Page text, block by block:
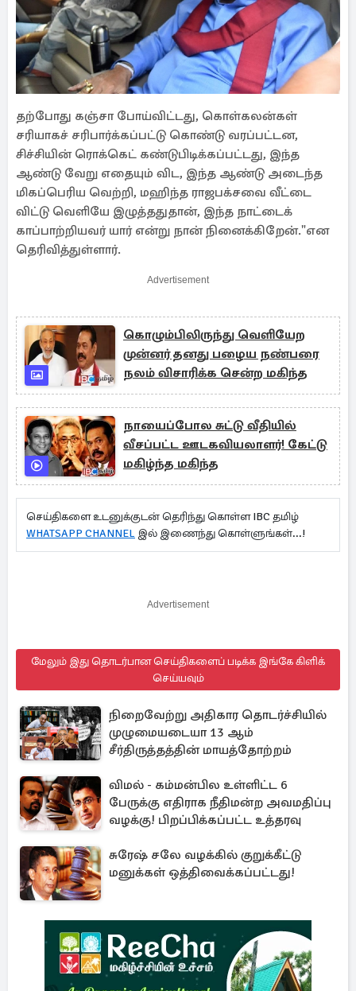
தற்போது கஞ்சா போய்விட்டது, கொள்கலன்கள்
சரியாகச் சரிபார்க்கப்பட்டு கொண்டு வரப்பட்டன,
சிச்சியின் ரொக்கெட் கண்டுபிடிக்கப்பட்டது, இந்த
ஆண்டு வேறு எதையும் விட, இந்த ஆண்டு அடைந்த
மிகப்பெரிய வெற்றி, மஹிந்த ராஜபக்சவை வீட்டை
விட்டு வெளியே இழுத்ததுதான், இந்த நாட்டைக்
காப்பாற்றியவர் யார் என்று நான் நினைக்கிறேன்."என
தெரிவித்துள்ளார்.
Advertisement
கொழும்பிலிருந்து வெளியேற
முன்னர் தனது பழைய நண்பரை
நலம் விசாரிக்க சென்ற மகிந்த
நாயைப்போல சுட்டு வீதியில்
வீசப்பட்ட ஊடகவியலாளர்! கேட்டு
மகிழ்ந்த மகிந்த
செய்திகளை உடனுக்குடன் தெரிந்து கொள்ள IBC தமிழ்
WHATSAPP CHANNEL இல் இணைந்து கொள்ளுங்கள்...!
Advertisement
மேலும் இது தொடர்பான செய்திகளைப் படிக்க இங்கே கிளிக்
செய்யவும்
நிறைவேற்று அதிகார தொடர்ச்சியில்
முழுமையடையா 13 ஆம்
சீர்திருத்தத்தின் மாயத்தோற்றம்
விமல் - கம்மன்பில உள்ளிட்ட 6
பேருக்கு எதிராக நீதிமன்ற அவமதிப்பு
வழக்கு! பிறப்பிக்கப்பட்ட உத்தரவு
சுரேஷ் சலே வழக்கில் குறுக்கீட்டு
மனுக்கள் ஒத்திவைக்கப்பட்டது!